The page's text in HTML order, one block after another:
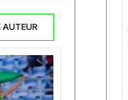
AUTEUR